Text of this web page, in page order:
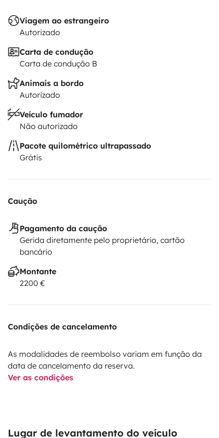
O locatário deve contratar o seu próprio seguro de
responsabilidade civil, colisão e contra todos os riscos.
O seguro da Roadsurfer aplica-se a título secundário,
em complemento ao seguro pessoal do locatário.
Viagem ao estrangeiro
Autorizado
Carta de condução
Carta de condução B
Animais a bordo
Autorizado
Veículo fumador
Não autorizado
Pacote quilométrico ultrapassado
Grátis
Caução
Pagamento da caução
Gerida diretamente pelo proprietário, cartão
bancário
Montante
2200 €
Condições de cancelamento
As modalidades de reembolso variam em função da
data de cancelamento da reserva.
Ver as condições
Lugar de levantamento do veículo